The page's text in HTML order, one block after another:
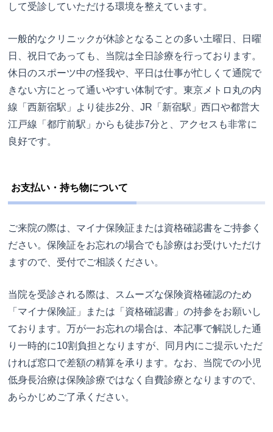
して受診していただける環境を整えています。
一般的なクリニックが休診となることの多い土曜日、日曜
日、祝日であっても、当院は全日診療を行っております。
休日のスポーツ中の怪我や、平日は仕事が忙しくて通院で
きない方にとって通いやすい体制です。東京メトロ丸の内
線「西新宿駅」より徒歩2分、JR「新宿駅」西口や都営大
江戸線「都庁前駅」からも徒歩7分と、アクセスも非常に
良好です。
お支払い・持ち物について
ご来院の際は、マイナ保険証または資格確認書をご持参く
ださい。保険証をお忘れの場合でも診療はお受けいただけ
ますので、受付でご相談ください。
当院を受診される際は、スムーズな保険資格確認のため
「マイナ保険証」または「資格確認書」の持参をお願いし
ております。万が一お忘れの場合は、本記事で解説した通
り一時的に10割負担となりますが、同月内にご提示いただ
ければ窓口で差額の精算を承ります。なお、当院での小児
低身長治療は保険診療ではなく自費診療となりますので、
あらかじめご了承ください。